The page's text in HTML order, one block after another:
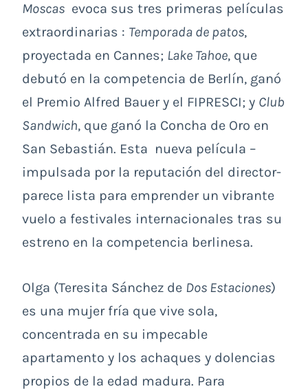
Moscas evoca sus tres primeras películas
extraordinarias : Temporada de patos,
proyectada en Cannes; Lake Tahoe, que
debutó en la competencia de Berlín, ganó
el Premio Alfred Bauer y el FIPRESCI; y Club
Sandwich, que ganó la Concha de Oro en
San Sebastián. Esta nueva película –
impulsada por la reputación del director-
parece lista para emprender un vibrante
vuelo a festivales internacionales tras su
estreno en la competencia berlinesa.
Olga (Teresita Sánchez de Dos Estaciones)
es una mujer fría que vive sola,
concentrada en su impecable
apartamento y los achaques y dolencias
propios de la edad madura. Para